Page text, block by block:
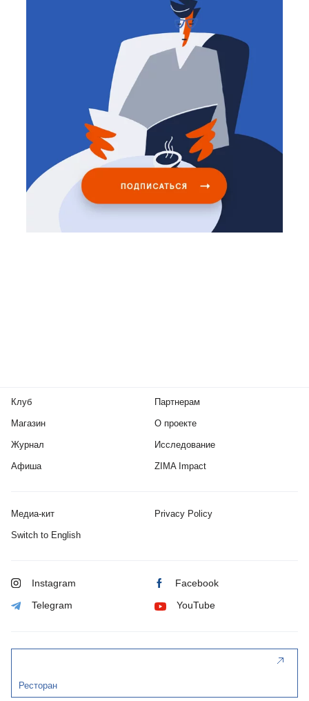
Клуб
Магазин
Журнал
Афиша
Партнерам
О проекте
Исследование
ZIMA Impact
Медиа-кит Privacy Policy
Switch to English
Instagram Facebook
Telegram YouTube
Ресторан